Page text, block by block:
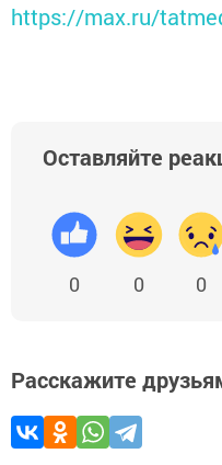
https://max.ru/
Оставляйте
0 0 0
Расскажите